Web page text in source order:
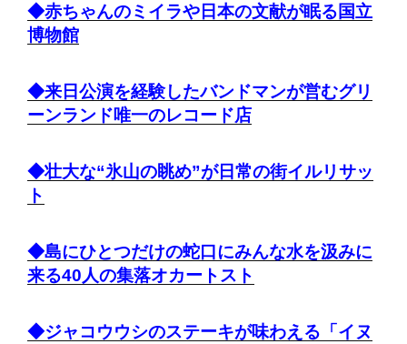
◆赤ちゃんのミイラや日本の文献が眠る国立
博物館
◆来日公演を経験したバンドマンが営むグリ
ーンランド唯一のレコード店
◆壮大な“氷山の眺め”が日常の街イルリサッ
ト
◆島にひとつだけの蛇口にみんな水を汲みに
来る40人の集落オカートスト
◆ジャコウウシのステーキが味わえる「イヌ